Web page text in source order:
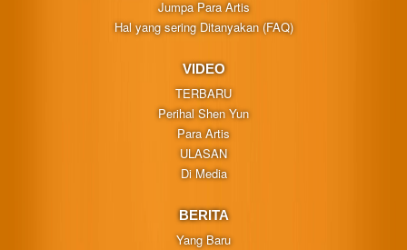
Jumpa Para Artis
Hal yang sering Ditanyakan (FAQ)
VIDEO
TERBARU
Perihal Shen Yun
Para Artis
ULASAN
Di Media
BERITA
Yang Baru